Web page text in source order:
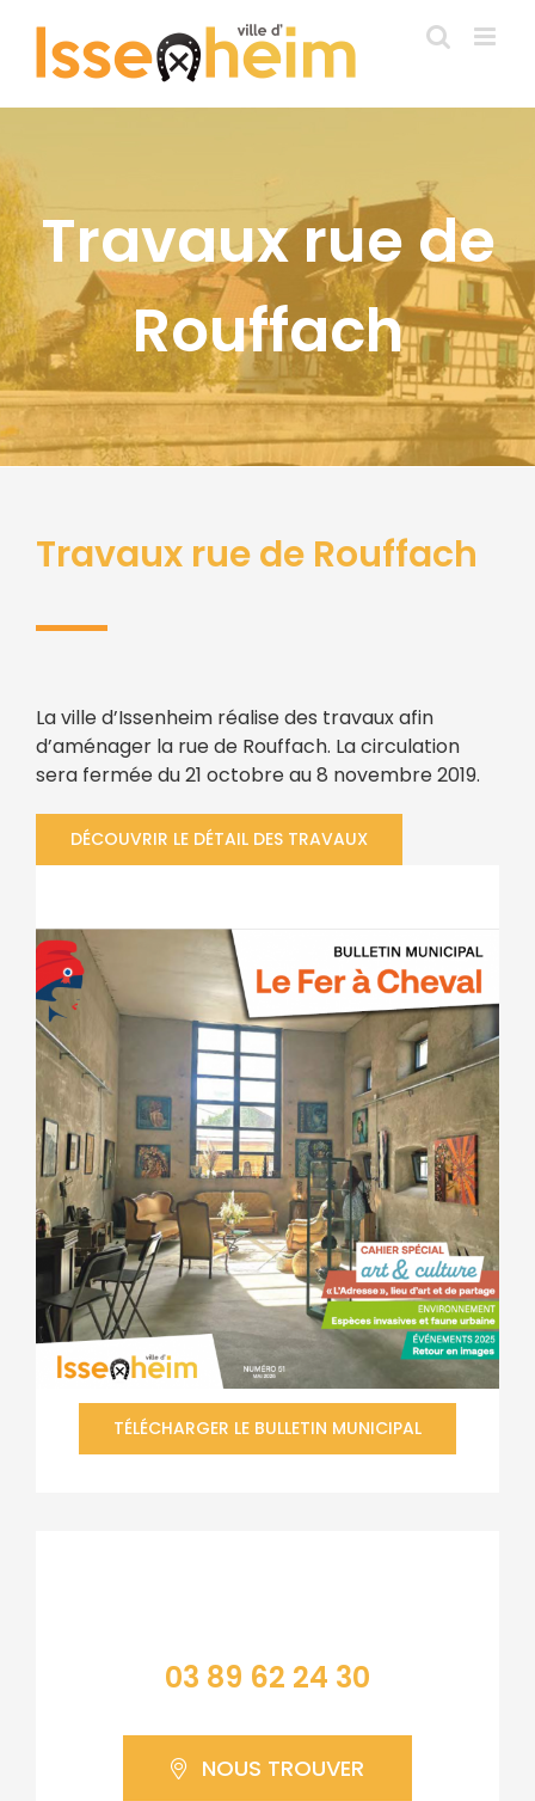
contenu
Travaux rue de
Rouffach
Travaux rue de Rouffach
La ville d’Issenheim réalise des travaux afin
d’aménager la rue de Rouffach. La circulation
sera fermée du 21 octobre au 8 novembre 2019.
DÉCOUVRIR LE DÉTAIL DES TRAVAUX
TÉLÉCHARGER LE BULLETIN MUNICIPAL
03 89 62 24 30
NOUS TROUVER